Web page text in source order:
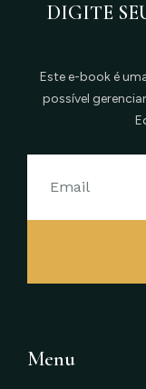
DIGITE
Este e-book é
possível
Menu